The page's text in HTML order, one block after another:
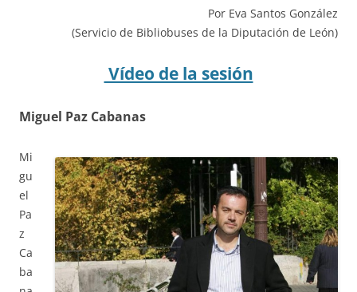
Por Eva Santos González
(Servicio de Bibliobuses de la Diputación de León)
Vídeo de la sesión
Miguel Paz Cabanas
Mi
gu
el
Pa
z
Ca
ba